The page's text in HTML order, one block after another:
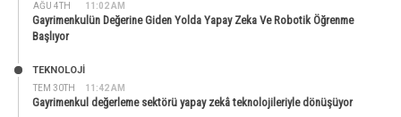
AĞU 4TH 11:02 AM
Gayrimenkulün Değerine Giden Yolda Yapay Zeka Ve Robotik Öğrenme
Başlıyor
TEM 30TH 11:42 AM
TEKNOLOJİ
Gayrimenkul değerleme sektörü yapay zekâ teknolojileriyle dönüşüyor